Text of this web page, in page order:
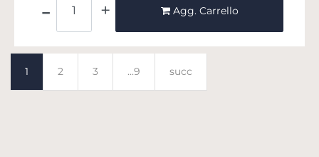
Agg. Carrello
1 2 3 ...9 succ